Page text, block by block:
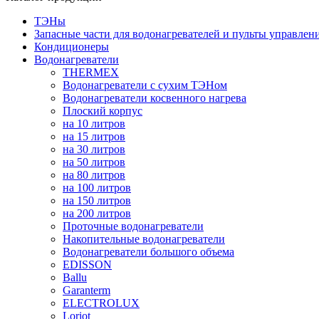
ТЭНы
Запасные части для водонагревателей и пульты
Кондиционеры
Водонагреватели
THERMEX
Водонагреватели с сухим ТЭНом
Водонагреватели косвенного нагрева
Плоский корпус
на 10 литров
на 15 литров
на 30 литров
на 50 литров
на 80 литров
на 100 литров
на 150 литров
на 200 литров
Проточные водонагреватели
Накопительные водонагреватели
Водонагреватели большого объема
EDISSON
Ballu
Garanterm
ELECTROLUX
Loriot